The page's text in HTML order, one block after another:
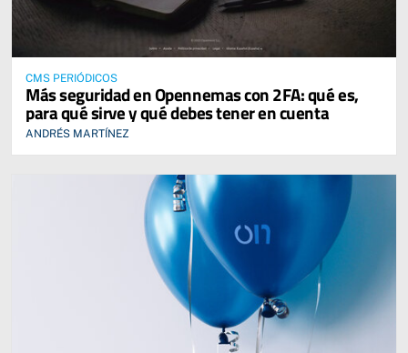
CMS PERIÓDICOS
Más seguridad en Opennemas con 2FA: qué es,
para qué sirve y qué debes tener en cuenta
ANDRÉS MARTÍNEZ